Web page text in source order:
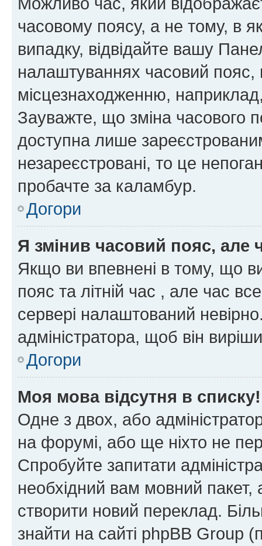
часовому поясу, а не тому, в
випадку, відвідайте вашу
налаштуваннях часовий пояс,
місцезнаходженню,
Зауважте, що зміна часового
доступна лише
незареєстровані, то це
пробачте за каламбур.
Догори
Я змінив часовий пояс, але
Якщо ви впевнені в тому, що
пояс та літній час , але час
сервері налаштований
адміністратора, щоб він
Догори
Моя мова відсутня в списку!
Одне з двох, або
на форумі, або ще ніхто не
Спробуйте запитати
необхідний вам мовний
створити новий переклад.
знайти на сайті phpBB Group